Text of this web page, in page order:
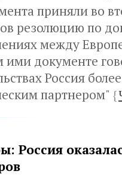
приняли во
резолюцию по
между
ими документе
Россия
партнером" {
Россия